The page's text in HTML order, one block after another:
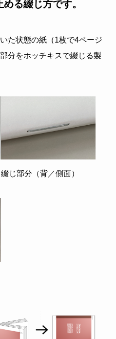
る綴じ方です。
た状態の紙（1枚で4ページ
分をホッチキスで綴じる製
綴じ部分（背／側面）